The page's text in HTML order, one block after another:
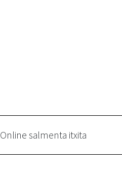
Online salmenta itxita